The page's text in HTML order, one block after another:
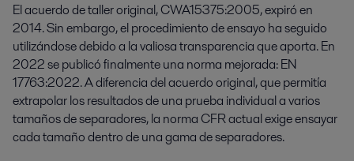
El acuerdo de taller original, CWA15375:2005, expiró en
2014. Sin embargo, el procedimiento de ensayo ha seguido
utilizándose debido a la valiosa transparencia que aporta. En
2022 se publicó finalmente una norma mejorada: EN
17763:2022. A diferencia del acuerdo original, que permitía
extrapolar los resultados de una prueba individual a varios
tamaños de separadores, la norma CFR actual exige ensayar
cada tamaño dentro de una gama de separadores.